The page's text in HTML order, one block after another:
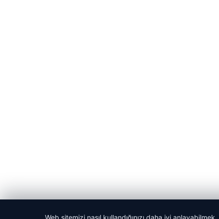
Web sitemizi nasıl kullandığınızı daha iyi